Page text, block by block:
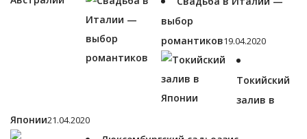
выбор
романтиков19.04.2020
Токийский
залив в
Японии21.04.2020